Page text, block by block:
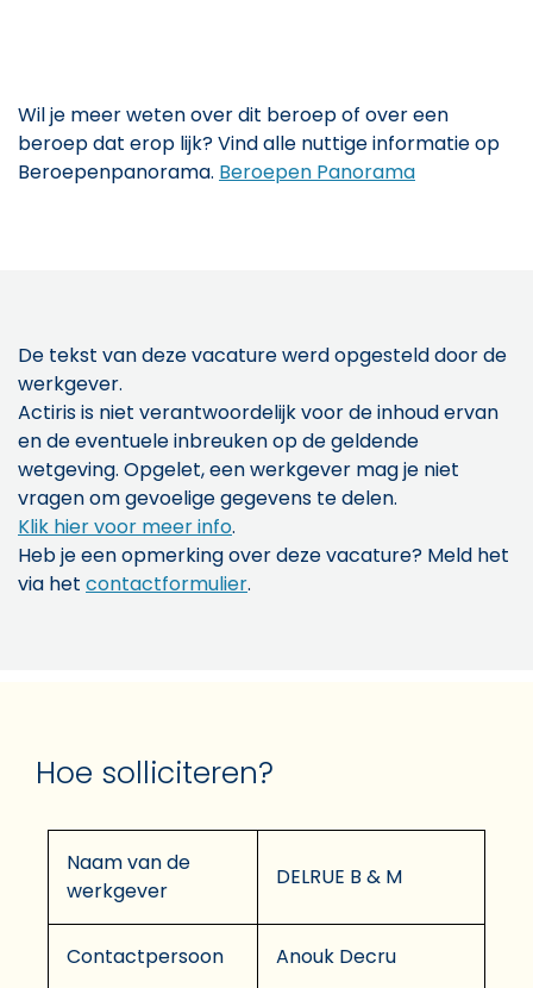
Wil je meer weten over dit beroep of over een
beroep dat erop lijk? Vind alle nuttige informatie op
Beroepenpanorama. Beroepen Panorama
De tekst van deze vacature werd opgesteld door de
werkgever.
Actiris is niet verantwoordelijk voor de inhoud ervan
en de eventuele inbreuken op de geldende
wetgeving. Opgelet, een werkgever mag je niet
vragen om gevoelige gegevens te delen.
Klik hier voor meer info.
Heb je een opmerking over deze vacature? Meld het
via het contactformulier.
Hoe solliciteren?
Naam van de
werkgever
DELRUE B & M
Contactpersoon Anouk Decru